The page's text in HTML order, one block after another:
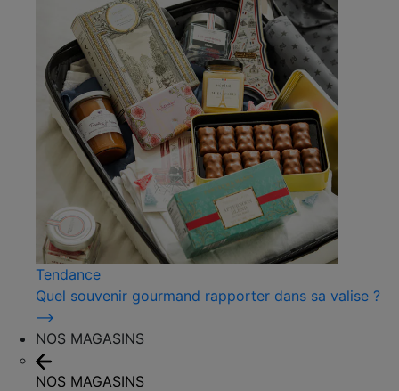
Tendance
Quel souvenir gourmand rapporter dans sa valise ?
⟶
NOS MAGASINS
NOS MAGASINS